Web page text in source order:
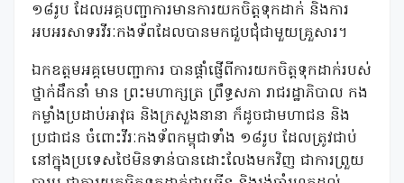
១៨រូប ដែលអគ្គបញ្ជាការមានការយកចិត្តទុកដាក់ និងការ
អបអរសាទរវីរៈកងទ័ពដែលបានមកជួបជុំជាមួយគ្រួសារ។
ឯកឧត្តមអគ្គមេបញ្ជាការ បានផ្ដាំផ្ញើពីការយកចិត្តទុកដាក់របស់
ថ្នាក់ដឹកនាំ មាន ព្រះមហាក្សត្រ ព្រឹទ្ធសភា រាជរដ្ឋាភិបាល កង
កម្លាំងប្រដាប់អាវុធ និងក្រសួងនានា ក៏ដូចជាមហាជន និង
ប្រជាជន ចំពោះវីរៈកងទ័ពកម្ពុជាទាំង ១៨រូប ដែលត្រូវជាប់
នៅក្នុងប្រទេសថៃមិនទាន់បានដោះលែងមកវិញ ជាការព្រួយ